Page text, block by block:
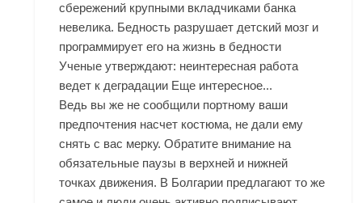
сбережений крупными вкладчиками банка
невелика. Бедность разрушает детский мозг и
программирует его на жизнь в бедности
Ученые утверждают: неинтересная работа
ведет к деградации Еще интересное...
Ведь вы же не сообщили портному ваши
предпочтения насчет костюма, не дали ему
снять с вас мерку. Обратите внимание на
обязательные паузы в верхней и нижней
точках движения. В Болгарии предлагают то же